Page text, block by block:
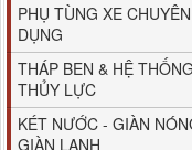
PHỤ TÙNG XE CHUYÊN
DỤNG
THÁP BEN & HỆ THỐNG
THỦY LỰC
KÉT NƯỚC - GIÀN
GIÀN LẠNH
Giá bắt chắn bùn xe
Dongfeng...